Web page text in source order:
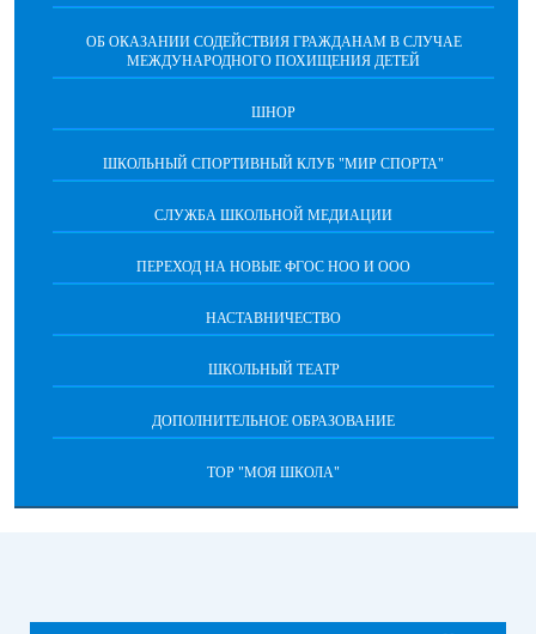
ОБ ОКАЗАНИИ СОДЕЙСТВИЯ ГРАЖДАНАМ В СЛУЧАЕ
МЕЖДУНАРОДНОГО ПОХИЩЕНИЯ ДЕТЕЙ
ШНОР
ШКОЛЬНЫЙ СПОРТИВНЫЙ КЛУБ "МИР СПОРТА"
СЛУЖБА ШКОЛЬНОЙ МЕДИАЦИИ
ПЕРЕХОД НА НОВЫЕ ФГОС НОО И ООО
НАСТАВНИЧЕСТВО
ШКОЛЬНЫЙ ТЕАТР
ДОПОЛНИТЕЛЬНОЕ ОБРАЗОВАНИЕ
ТОР "МОЯ ШКОЛА"